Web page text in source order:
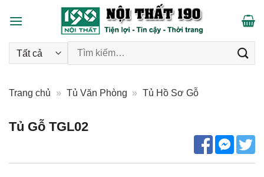
Tìm kiếm:
Trang chủ » Tủ Văn Phòng » Tủ Hồ Sơ Gỗ
Tủ Gỗ TGL02